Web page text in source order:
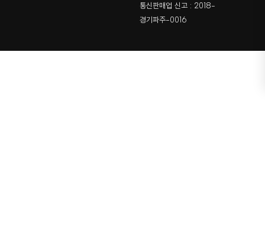
통신판매업 신고 : 2018-
경기파주-0016